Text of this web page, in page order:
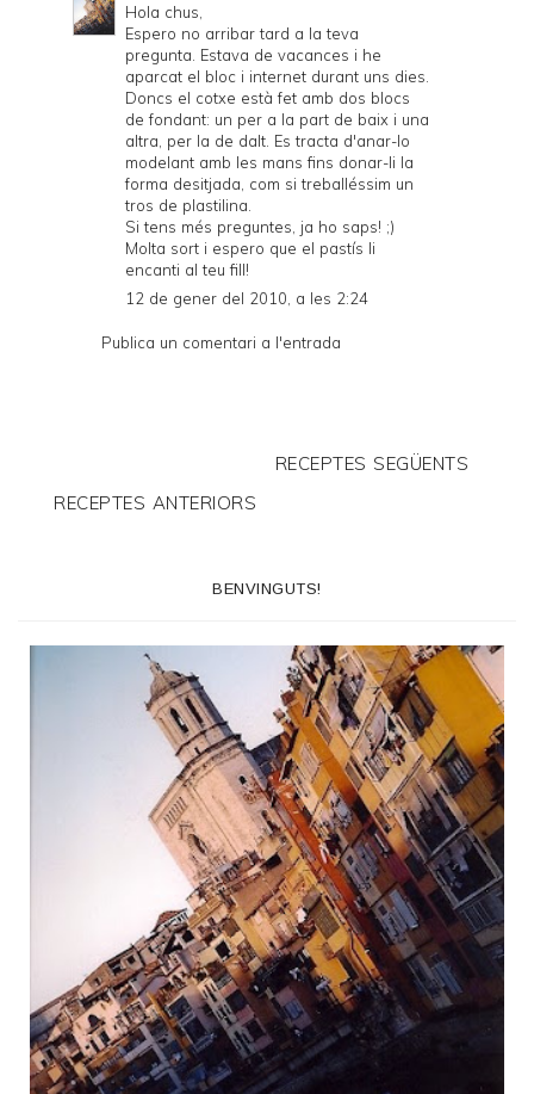
Hola chus,
Espero no arribar tard a la teva
pregunta. Estava de vacances i he
aparcat el bloc i internet durant uns dies.
Doncs el cotxe està fet amb dos blocs
de fondant: un per a la part de baix i una
altra, per la de dalt. Es tracta d'anar-lo
modelant amb les mans fins donar-li la
forma desitjada, com si treballéssim un
tros de plastilina.
Si tens més preguntes, ja ho saps! ;)
Molta sort i espero que el pastís li
encanti al teu fill!
12 de gener del 2010, a les 2:24
Publica un comentari a l'entrada
RECEPTES SEGÜENTS
RECEPTES ANTERIORS
BENVINGUTS!